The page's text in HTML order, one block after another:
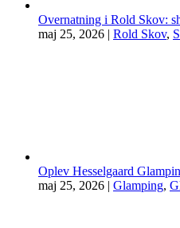
Overnatning i Rold Skov:
maj 25, 2026 | Rold Skov,
Oplev Hesselgaard
maj 25, 2026 | Glamping,